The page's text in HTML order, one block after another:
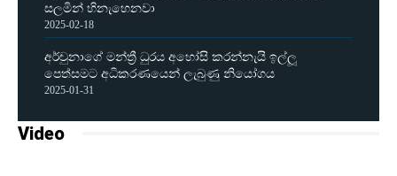
සලමින් හිනැහෙනවා
2025-02-18
අර්චුනාගේ මන්ත්‍රී ධුරය අහෝසි කරන්නැයි ඉල්ලූ
පෙත්සමට අධිකරණයෙන් ලැබුණු නියෝගය
2025-01-31
Video